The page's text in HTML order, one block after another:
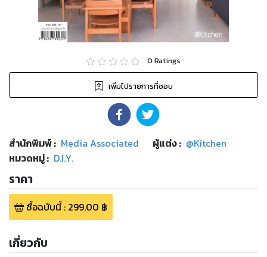
0 Ratings
เพิ่มไปรายการที่ชอบ
สำนักพิมพ์: Media Associated ผู้แต่ง : @Kitchen
หมวดหมู่: D.I.Y.
ราคา
ซื้อฉบับนี้: 299.00 ฿
เกี่ยวกับ